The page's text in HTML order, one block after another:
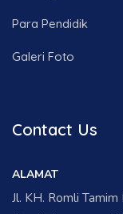
Para Pendidik
Galeri Foto
Contact Us
ALAMAT
Jl. KH. Romli